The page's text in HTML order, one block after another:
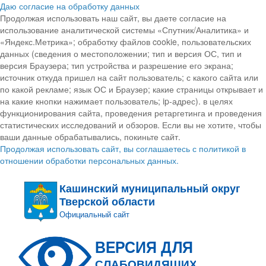
Даю согласие на обработку данных
Продолжая использовать наш сайт, вы даете согласие на
использование аналитической системы «Спутник/Аналитика» и
«Яндекс.Метрика»; обработку файлов cookie, пользовательских
данных (сведения о местоположении; тип и версия ОС, тип и
версия Браузера; тип устройства и разрешение его экрана;
источник откуда пришел на сайт пользователь; с какого сайта или
по какой рекламе; язык ОС и Браузер; какие страницы открывает и
на какие кнопки нажимает пользователь; ip-адрес). в целях
функционирования сайта, проведения ретаргетинга и проведения
статистических исследований и обзоров. Если вы не хотите, чтобы
ваши данные обрабатывались, покиньте сайт.
Продолжая использовать сайт, вы соглашаетесь с политикой в
отношении обработки персональных данных.